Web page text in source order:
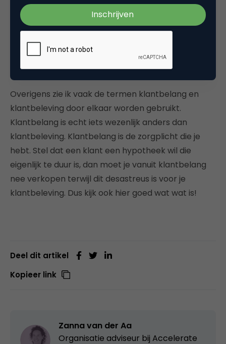
merkbelevinguitingen.
Koppel je prijsstelling aan de elementen die
klanten belangrijk vinden.
Vertaal een producteigenschap naar een
klantrelevante eigenschap (die ik ook snap).
Overigens zie ik vaak de termen klantbelang en
klantbeleving door elkaar worden gebruikt.
Klantbelang is echt iets wezenlijk anders dan
klantbeleving. Klantbelang is de zorgplicht die je
hebt. Stel dat een klant een hypotheek wil die
eigenlijk te duur is, dan moet je vanuit klantbelang
nee verkopen terwijl dit desastreus is voor je
klantbeleving. Dus kijk ook hier goed wat wat is!
Deel dit artikel
Kopieer link
Zanna van der Aa
Organisatie adviseur bij Accelerate